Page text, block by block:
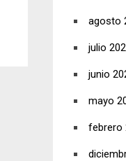
agosto
julio
junio
mayo
febrero